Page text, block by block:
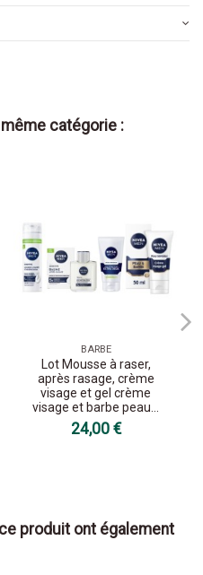
catégorie :
BARBE
Lot Mousse à raser,
après rasage, crème
visage et gel crème
visage et barbe peau...
24,00 €
produit ont également